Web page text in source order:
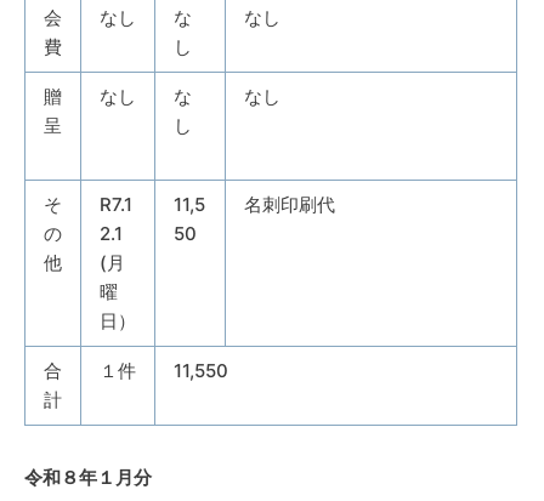
会
費
なし
な
し
なし
贈
呈
なし
な
し
なし
そ
の
他
R7.1
2.1
(月
曜
日）
11,5
50
名刺印刷代
合
計
１件 11,550
令和８年１月分